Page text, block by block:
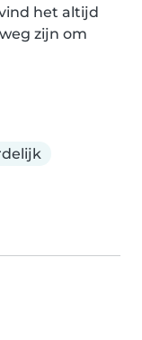
het altijd
zijn om